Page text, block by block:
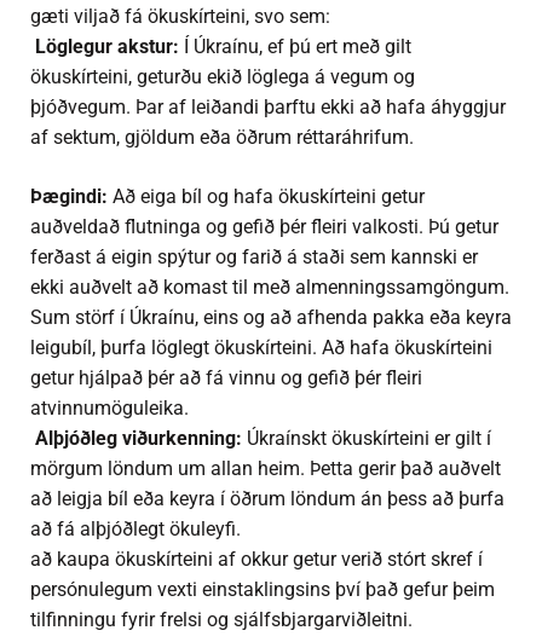
gæti viljað fá ökuskírteini, svo sem:
Löglegur akstur:
Í Úkraínu, ef þú ert með gilt
ökuskírteini, geturðu ekið löglega á vegum og
þjóðvegum. Þar af leiðandi þarftu ekki að hafa áhyggjur
af sektum, gjöldum eða öðrum réttaráhrifum.
Þægindi: Að eiga bíl og hafa ökuskírteini getur
auðveldað flutninga og gefið þér fleiri valkosti. Þú getur
ferðast á eigin spýtur og farið á staði sem kannski er
ekki auðvelt að komast til með almenningssamgöngum.
Sum störf í Úkraínu, eins og að afhenda pakka eða keyra
leigubíl, þurfa löglegt ökuskírteini. Að hafa ökuskírteini
getur hjálpað þér að fá vinnu og gefið þér fleiri
atvinnumöguleika.
Alþjóðleg viðurkenning: Úkraínskt ökuskírteini er gilt í
mörgum löndum um allan heim. Þetta gerir það auðvelt
að leigja bíl eða keyra í öðrum löndum án þess að þurfa
að fá alþjóðlegt ökuleyfi.
að kaupa ökuskírteini af okkur getur verið stórt skref í
persónulegum vexti einstaklingsins því það gefur þeim
tilfinningu fyrir frelsi og sjálfsbjargarviðleitni.